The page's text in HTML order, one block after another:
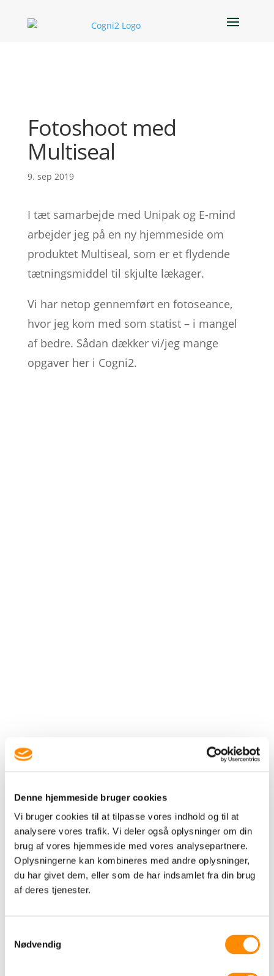
Denne hjemmeside bruger cookies
Vi bruger cookies til at tilpasse vores indhold og til at
analysere vores trafik. Vi deler også oplysninger om din
brug af vores hjemmeside med vores analysepartnere.
Oplysningerne kan kombineres med andre oplysninger,
du har givet dem, eller som de har indsamlet fra din brug
af deres tjenester.
Nødvendig
Fotoshoot med
Multiseal
9. sep 2019
I tæt samarbejde med Unipak og E-mind
arbejder jeg på en ny hjemmeside om
produktet Multiseal, som er et flydende
tætningsmiddel til skjulte lækager.
Vi har netop gennemført en fotoseance,
hvor jeg kom med som statist – i mangel
af bedre. Sådan dækker vi/jeg mange
opgaver her i Cogni2.